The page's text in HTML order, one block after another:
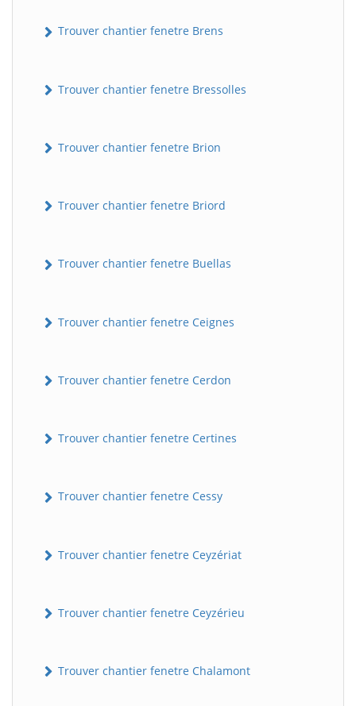
Trouver chantier fenetre Brens
Trouver chantier fenetre Bressolles
Trouver chantier fenetre Brion
Trouver chantier fenetre Briord
Trouver chantier fenetre Buellas
Trouver chantier fenetre Ceignes
Trouver chantier fenetre Cerdon
Trouver chantier fenetre Certines
Trouver chantier fenetre Cessy
Trouver chantier fenetre Ceyzériat
Trouver chantier fenetre Ceyzérieu
Trouver chantier fenetre Chalamont